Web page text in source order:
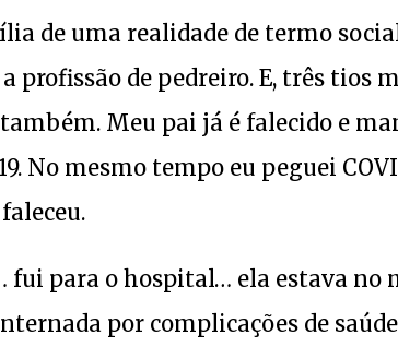
de uma realidade de termo
profissão de pedreiro. E, três tios
Meu pai já é falecido e
No mesmo tempo eu peguei
fui para o hospital… ela estava no
por complicações de